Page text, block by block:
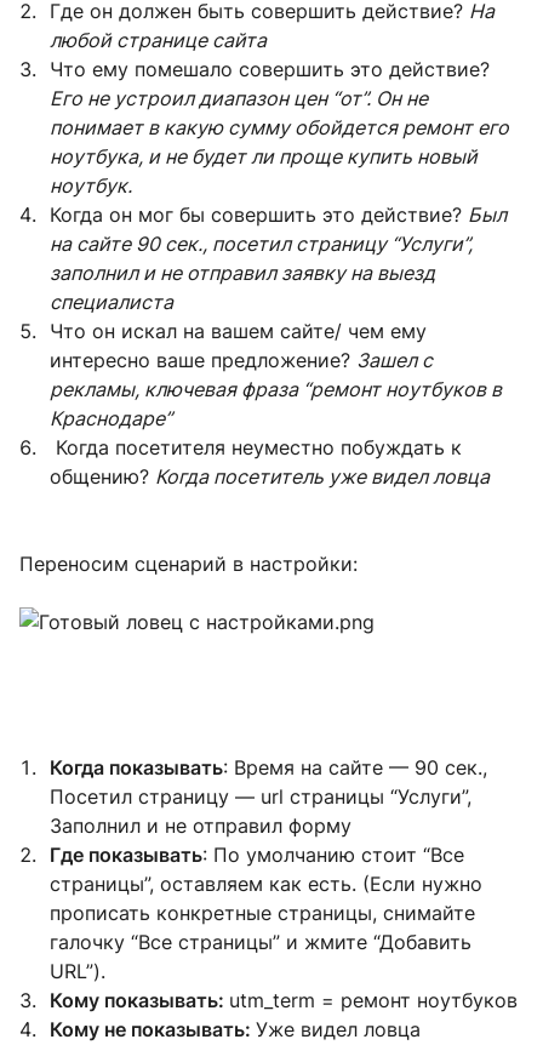
Где он должен быть совершить действие? На
любой странице сайта
Что ему помешало совершить это действие?
Его не устроил диапазон цен “от”. Он не
понимает в какую сумму обойдется ремонт его
ноутбука, и не будет ли проще купить новый
ноутбук.
Когда он мог бы совершить это действие? Был
на сайте 90 сек., посетил страницу “Услуги”,
заполнил и не отправил заявку на выезд
специалиста
Что он искал на вашем сайте/ чем ему
интересно ваше предложение? Зашел с
рекламы, ключевая фраза “ремонт ноутбуков в
Краснодаре”
Когда посетителя неуместно побуждать к
общению? Когда посетитель уже видел ловца
Переносим сценарий в настройки:
Когда показывать: Время на сайте — 90 сек.,
Посетил страницу — url страницы “Услуги”,
Заполнил и не отправил форму
Где показывать: По умолчанию стоит “Все
страницы”, оставляем как есть. (Если нужно
прописать конкретные страницы, снимайте
галочку “Все страницы” и жмите “Добавить
URL”).
Кому показывать: utm_term = ремонт ноутбуков
Кому не показывать: Уже видел ловца